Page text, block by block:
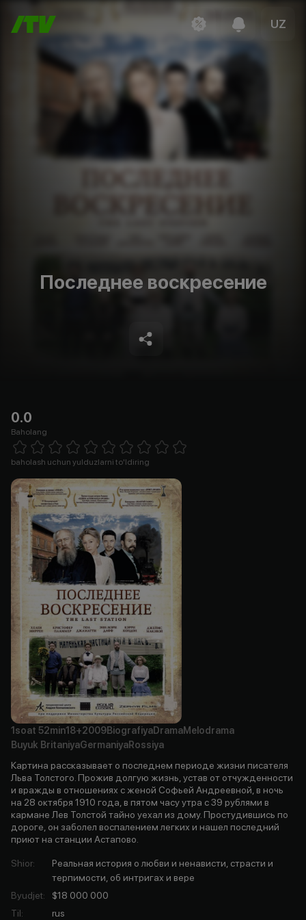
UZ
Последнее воскресение
0.0
Baholang
1 Star 2 Stars 3 Stars 4 Stars5 Stars 6 Stars7 Stars8 Stars
baholash uchun yulduzlarni to'ldiring
1soat 52min18+2009BiografiyaDramaMelodrama
Buyuk BritaniyaGermaniyaRossiya
Картина рассказывает о последнем периоде жизни писателя
Льва Толстого. Прожив долгую жизнь, устав от отчужденности
и вражды в отношениях с женой Софьей Андреевной, в ночь
на 28 октября 1910 года, в пятом часу утра с 39 рублями в
кармане Лев Толстой тайно уехал из дому. Простудившись по
дороге, он заболел воспалением легких и нашел последний
приют на станции Астапово.
Shior:
Реальная история о любви и ненависти, страсти и
терпимости, об интригах и вере
Byudjet:
$18 000 000
Til: rus